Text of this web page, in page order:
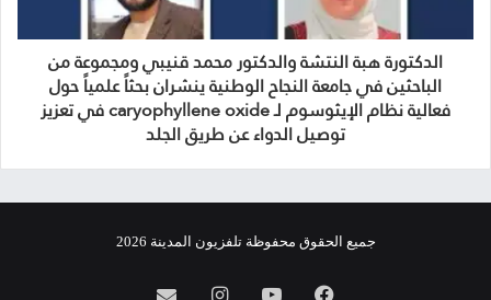
الدكتورة هبة النتشة والدكتور محمد قنيبي ومجموعة من
الباحثين في جامعة النجاح الوطنية ينشران بحثاً علمياً حول
فعالية نظام الإيثوسوم لـ caryophyllene oxide في تعزيز
توصيل الدواء عن طريق الجلد
جميع الحقوق محفوظة تلفزيون المدينة 2026
فيسبوكيوتيوبانستقرامinfo@almadina.tv